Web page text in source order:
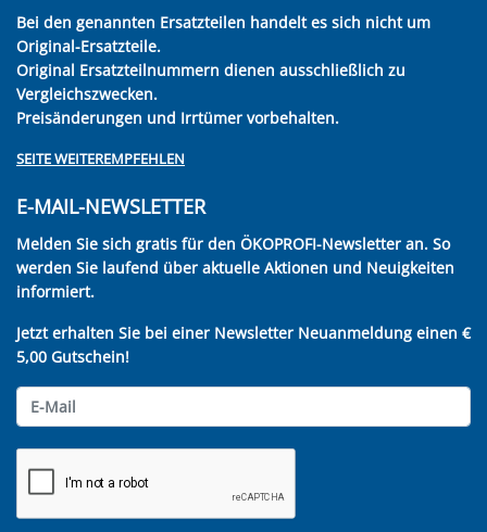
Bei den genannten Ersatzteilen handelt es sich nicht um
Original-Ersatzteile.
Original Ersatzteilnummern dienen ausschließlich zu
Vergleichszwecken.
Preisänderungen und Irrtümer vorbehalten.
SEITE WEITEREMPFEHLEN
E-MAIL-NEWSLETTER
Melden Sie sich gratis für den ÖKOPROFI-Newsletter an. So
werden Sie laufend über aktuelle Aktionen und Neuigkeiten
informiert.
Jetzt erhalten Sie bei einer Newsletter Neuanmeldung einen €
5,00 Gutschein!